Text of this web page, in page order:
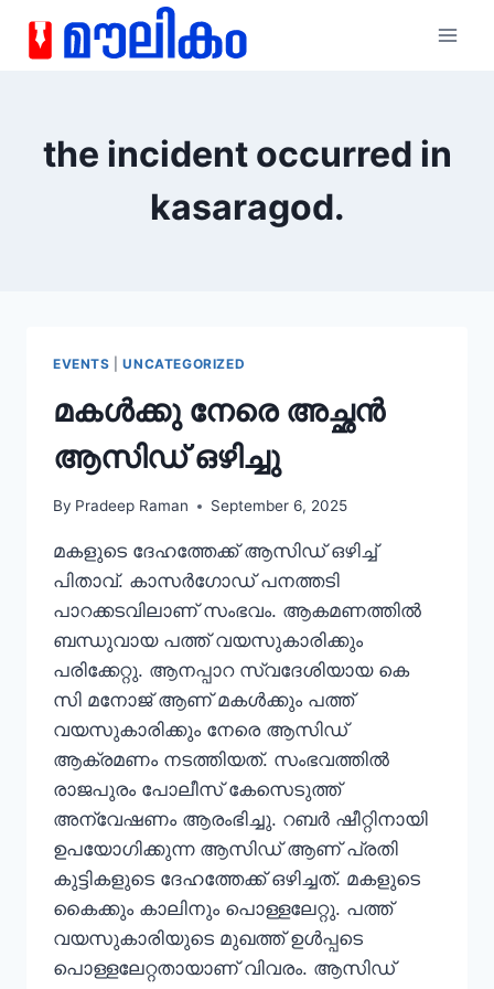
the incident occurred in
kasaragod.
EVENTS |UNCATEGORIZED
മകൾക്കു നേരെ അച്ഛൻ
ആസിഡ് ഒഴിച്ചു
By Pradeep Raman September 6, 2025
മകളുടെ ദേഹത്തേക്ക് ആസിഡ് ഒഴിച്ച്
പിതാവ്. കാസർഗോഡ് പനത്തടി
പാറക്കടവിലാണ് സംഭവം. ആകമണത്തിൽ
ബന്ധുവായ പത്ത് വയസുകാരിക്കും
പരിക്കേറ്റു. ആനപ്പാറ സ്വദേശിയായ കെ
സി മനോജ് ആണ് മകൾക്കും പത്ത്
വയസുകാരിക്കും നേരെ ആസിഡ്
ആക്രമണം നടത്തിയത്. സംഭവത്തിൽ
രാജപുരം പോലീസ് കേസെടുത്ത്
അന്വേഷണം ആരംഭിച്ചു. റബർ ഷീറ്റിനായി
ഉപയോഗിക്കുന്ന ആസിഡ് ആണ് പ്രതി
കുട്ടികളുടെ ദേഹത്തേക്ക് ഒഴിച്ചത്. മകളുടെ
കൈക്കും കാലിനും പൊള്ളലേറ്റു. പത്ത്
വയസുകാരിയുടെ മുഖത്ത് ഉൾപ്പടെ
പൊള്ളലേറ്റതായാണ് വിവരം. ആസിഡ്